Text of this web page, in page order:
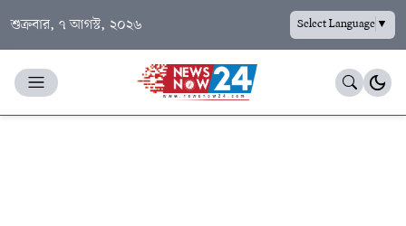
শুক্রবার, ৭ আগস্ট, ২০২৬ Select Language▼